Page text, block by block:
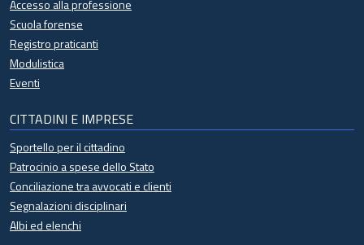
Accesso alla professione
Scuola forense
Registro praticanti
Modulistica
Eventi
CITTADINI E IMPRESE
Sportello per il cittadino
Patrocinio a spese dello Stato
Conciliazione tra avvocati e clienti
Segnalazioni disciplinari
Albi ed elenchi